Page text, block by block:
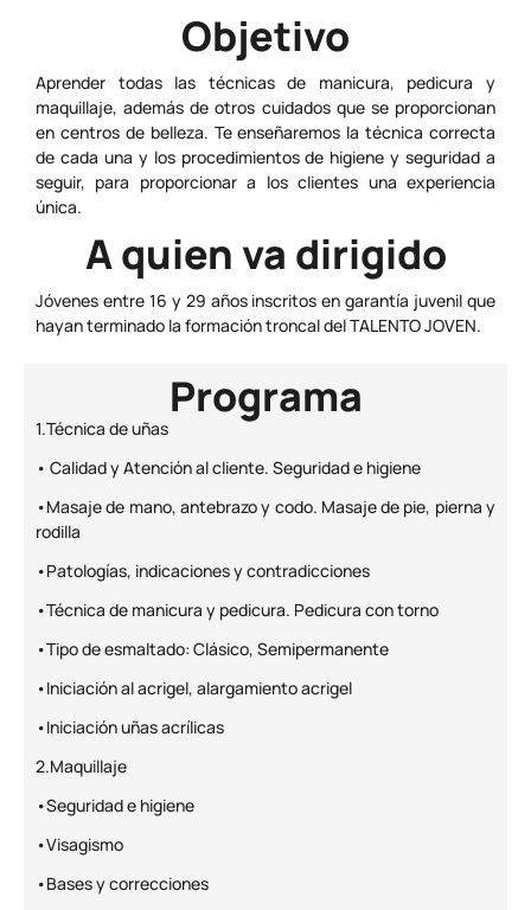
Objetivo
Aprender todas las técnicas de manicura, pedicura y
maquillaje, además de otros cuidados que se proporcionan
en centros de belleza. Te enseñaremos la técnica correcta
de cada una y los procedimientos de higiene y seguridad a
seguir, para proporcionar a los clientes una experiencia
única.
A quien va dirigido
Jóvenes entre 16 y 29 años inscritos en garantía juvenil que
hayan terminado la formación troncal del TALENTO JOVEN.
Programa
1.Técnica de uñas
• Calidad y Atención al cliente. Seguridad e higiene
•Masaje de mano, antebrazo y codo. Masaje de pie, pierna y
rodilla
•Patologías, indicaciones y contradicciones
•Técnica de manicura y pedicura. Pedicura con torno
•Tipo de esmaltado: Clásico, Semipermanente
•Iniciación al acrigel, alargamiento acrigel
•Iniciación uñas acrílicas
2.Maquillaje
•Seguridad e higiene
•Visagismo
•Bases y correcciones